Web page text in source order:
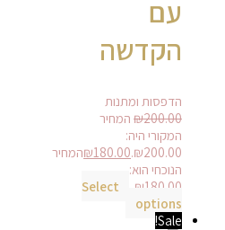
עם
הקדשה
הדפסות ומתנות
₪200.00
המחיר
המקורי היה:
₪200.00.
₪180.00
המחיר
הנוכחי הוא:
₪180.00.
Select
options
Sale!